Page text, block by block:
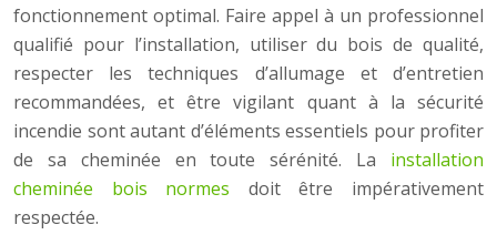
fonctionnement optimal. Faire appel à un professionnel
qualifié pour l’installation, utiliser du bois de qualité,
respecter les techniques d’allumage et d’entretien
recommandées, et être vigilant quant à la sécurité
incendie sont autant d’éléments essentiels pour profiter
de sa cheminée en toute sérénité. La installation
cheminée bois normes doit être impérativement
respectée.